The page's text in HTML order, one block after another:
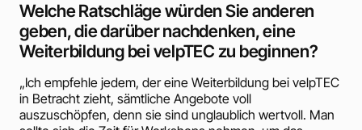
Welche Ratschläge würden Sie anderen
geben, die darüber nachdenken, eine
Weiterbildung bei velpTEC zu beginnen?
„Ich empfehle jedem, der eine Weiterbildung bei velpTEC
in Betracht zieht, sämtliche Angebote voll
auszuschöpfen, denn sie sind unglaublich wertvoll. Man